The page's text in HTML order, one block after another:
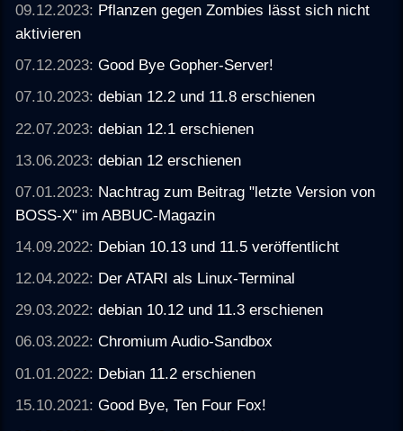
09.12.2023: Pflanzen gegen Zombies lässt sich nicht
aktivieren
07.12.2023:Good Bye Gopher-Server!
07.10.2023:debian 12.2 und 11.8 erschienen
22.07.2023:debian 12.1 erschienen
13.06.2023:debian 12 erschienen
07.01.2023: Nachtrag zum Beitrag "letzte Version von
BOSS-X" im ABBUC-Magazin
14.09.2022: Debian 10.13 und 11.5 veröffentlicht
12.04.2022: Der ATARI als Linux-Terminal
29.03.2022:debian 10.12 und 11.3 erschienen
06.03.2022:Chromium Audio-Sandbox
01.01.2022: Debian 11.2 erschienen
15.10.2021:Good Bye, Ten Four Fox!